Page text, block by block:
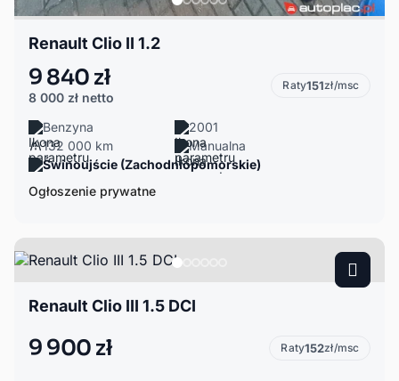
Renault Clio II 1.2
9 840 zł
8 000 zł netto
Raty151zł/msc
Benzyna
2001
132 000 km
Manualna
Świnoujście (Zachodniopomorskie)
Ogłoszenie prywatne
Renault Clio III 1.5 DCI
9 900 zł Raty152zł/msc